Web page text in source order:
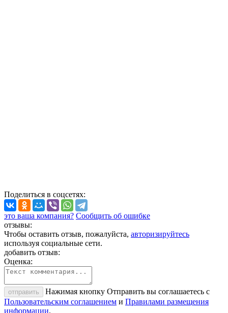
Поделиться в соцсетях:
это ваша компания? Сообщить об ошибке
отзывы:
Чтобы оставить отзыв, пожалуйста, авторизируйтесь
используя социальные сети.
добавить отзыв:
Оценка:
отправить
Нажимая кнопку Отправить вы соглашаетесь с
Пользовательским соглашением и Правилами размещения
информации.